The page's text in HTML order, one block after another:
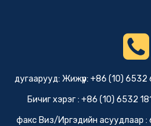
дугаарууд: Жижүүр: +86 (10)
Бичиг хэрэг : +86 (10) 6532
факс Виз/Иргэдийн асуудлаар